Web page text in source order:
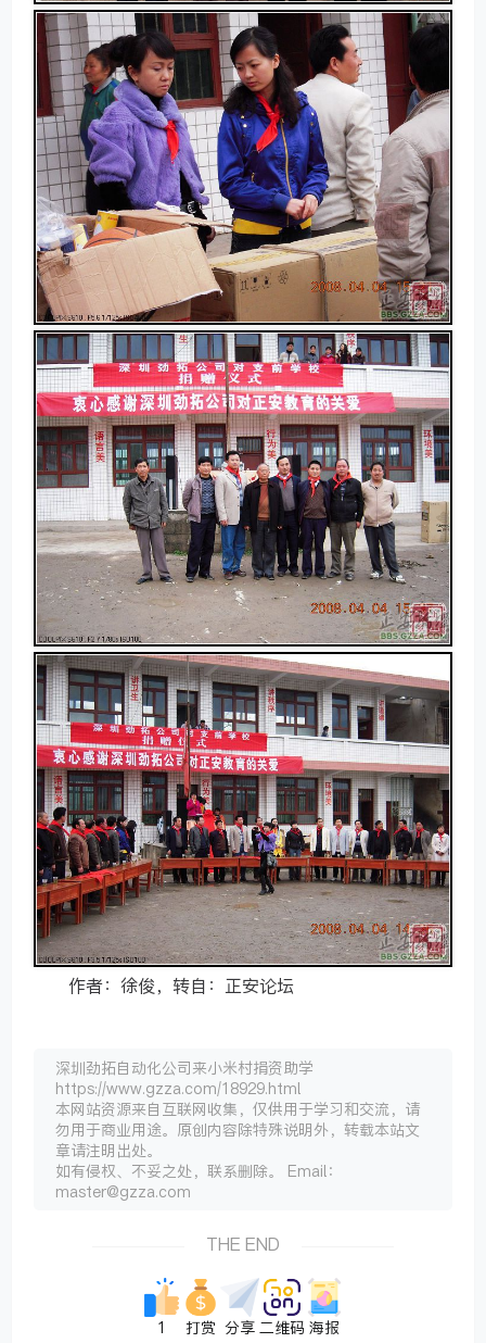
作者：徐俊，转自：正安论坛
深圳劲拓自动化公司来小米村捐资助学
https://www.gzza.com/18929.html
本网站资源来自互联网收集，仅供用于学习和交流，请
勿用于商业用途。原创内容除特殊说明外，转载本站文
章请注明出处。
如有侵权、不妥之处，联系删除。 Email：
master@gzza.com
THE END
1 打赏 分享 二维码 海报